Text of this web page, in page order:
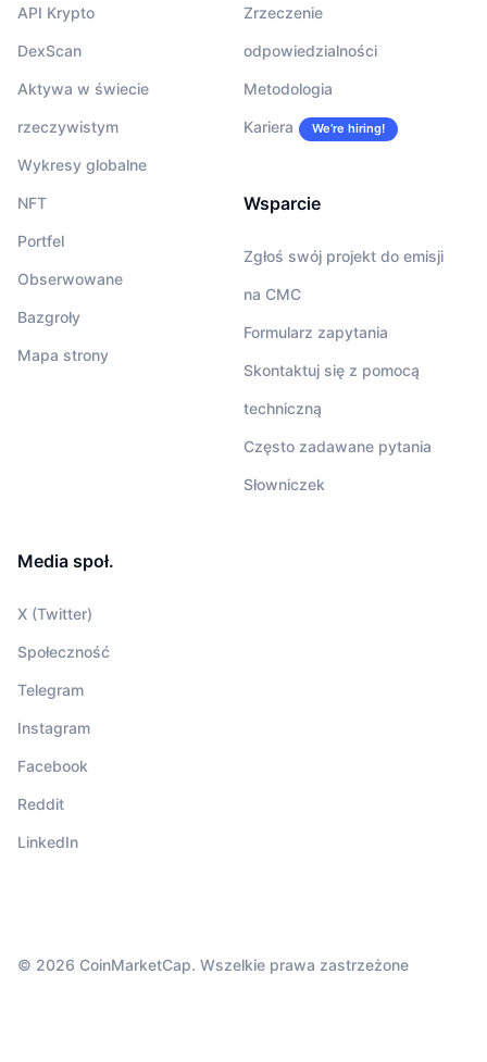
API Krypto
DexScan
Aktywa w świecie
rzeczywistym
Wykresy globalne
NFT
Portfel
Obserwowane
Bazgroły
Mapa strony
Zrzeczenie
odpowiedzialności
Metodologia
Kariera We’re hiring!
Wsparcie
Zgłoś swój projekt do emisji
na CMC
Formularz zapytania
Skontaktuj się z pomocą
techniczną
Często zadawane pytania
Słowniczek
Media społ.
X (Twitter)
Społeczność
Telegram
Instagram
Facebook
Reddit
LinkedIn
© 2026 CoinMarketCap. Wszelkie prawa zastrzeżone